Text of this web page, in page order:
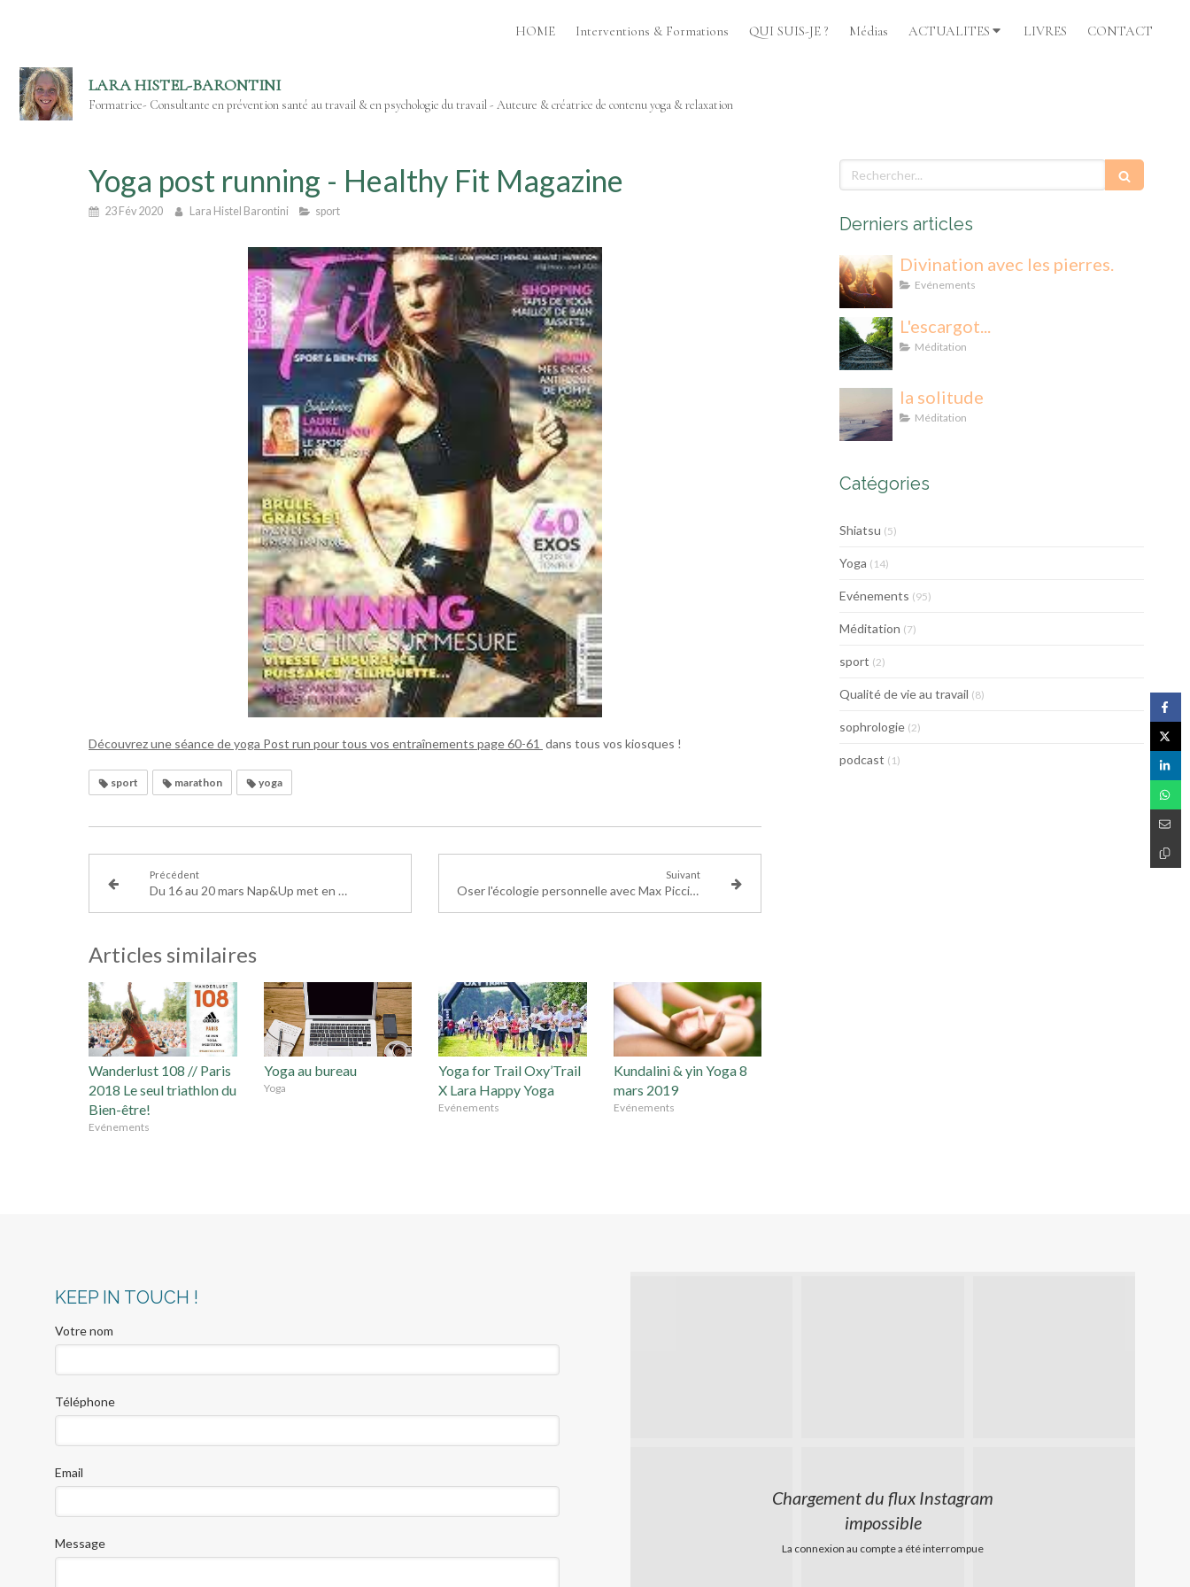
HOME Interventions & Formations QUI SUIS-JE ? Médias ACTUALITES LIVRES CONTACT
LARA HISTEL-BARONTINI
Formatrice- Consultante en prévention santé au travail & en psychologie du travail - Auteure & créatrice de contenu yoga & relaxation
Yoga post running - Healthy Fit Magazine
23 Fév 2020 Lara Histel Barontini sport
Découvrez une séance de yoga Post run pour tous vos entraînements page 60-61 dans tous vos kiosques !
sport marathon yoga
Précédent
Du 16 au 20 mars Nap&Up met en place la Semaine du #Sommeil
Suivant
Oser l'écologie personnelle avec Max Piccinini
Articles similaires
Wanderlust 108 // Paris
2018 Le seul triathlon du
Bien-être!
Evénements
Yoga au bureau
Yoga
Yoga for Trail Oxy’Trail
X Lara Happy Yoga
Evénements
Kundalini & yin Yoga 8
mars 2019
Evénements
Derniers articles
Divination avec les pierres.
Evénements
L'escargot...
Méditation
la solitude
Méditation
Catégories
Shiatsu (5)
Yoga (14)
Evénements (95)
Méditation (7)
sport (2)
Qualité de vie au travail (8)
sophrologie (2)
podcast (1)
KEEP IN TOUCH !
Votre nom
Téléphone
Email
Message
Chargement du flux Instagram
impossible
La connexion au compte a été interrompue